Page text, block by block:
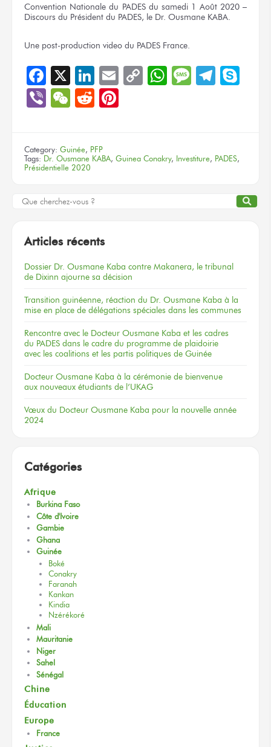
Convention Nationale du PADES du samedi 1 Août 2020 –
Discours du Président du PADES, le Dr. Ousmane KABA.
Une post-production video du PADES France.
Facebook
X LinkedIn
EmailCopyWhatsApp
Message
ViberWeChat
Reddit
Category: Guinée, PFP
Tags: Dr. Ousmane KABA, Guinea Conakry, Investiture, PADES,
Présidentielle 2020
Articles récents
Dossier Dr. Ousmane Kaba contre Makanera, le tribunal
de Dixinn ajourne sa décision
Transition guinéenne, réaction du Dr. Ousmane Kaba à la
mise en place de délégations spéciales dans les communes
Rencontre avec le Docteur Ousmane Kaba et les cadres
du PADES dans le cadre du programme de plaidoirie
avec les coalitions et les partis politiques de Guinée
Docteur Ousmane Kaba à la cérémonie de bienvenue
aux nouveaux étudiants de l’UKAG
Vœux du Docteur Ousmane Kaba pour la nouvelle année
2024
Catégories
Afrique
Burkina Faso
Côte d'Ivoire
Gambie
Ghana
Guinée
Boké
Conakry
Faranah
Kankan
Kindia
Nzérékoré
Mali
Mauritanie
Niger
Sahel
Sénégal
Chine
Éducation
Europe
France